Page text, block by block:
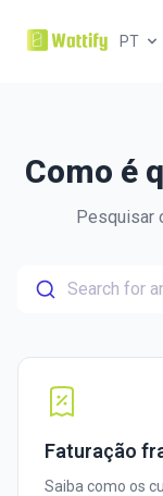
PT
Como é
Pesquisar
Search for
Faturação
Saiba como os